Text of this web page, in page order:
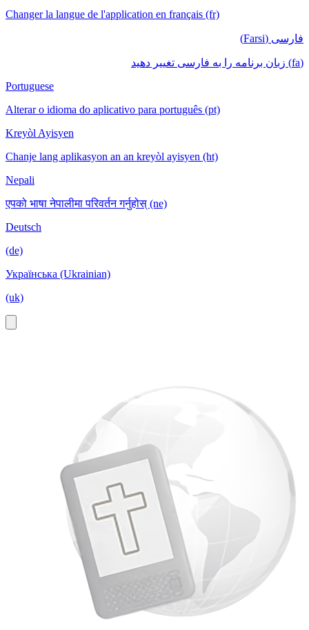
Changer la langue de l'application en français (fr)
فارسی (Farsi)
(fa) زبان برنامه را به فارسی تغییر دهید
Portuguese
Alterar o idioma do aplicativo para português (pt)
Kreyòl Ayisyen
Chanje lang aplikasyon an an kreyòl ayisyen (ht)
Nepali
एपको भाषा नेपालीमा परिवर्तन गर्नुहोस् (ne)
Deutsch
(de)
Українська (Ukrainian)
(uk)